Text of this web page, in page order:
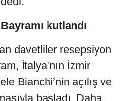
kutlandı
davetliler resepsiyon
İtalya’nın İzmir
Bianchi’nin açılış ve
başladı. Daha